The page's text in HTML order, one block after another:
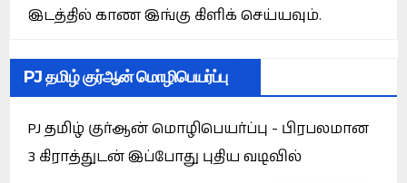
இடத்தில் காண இங்கு கிளிக் செய்யவும்.
PJ தமிழ் குர்ஆன் மொழிபெயர்ப்பு
PJ தமிழ் குர்ஆன் மொழிபெயர்ப்பு - பிரபலமான
3 கிராத்துடன் இப்போது புதிய வடிவில்